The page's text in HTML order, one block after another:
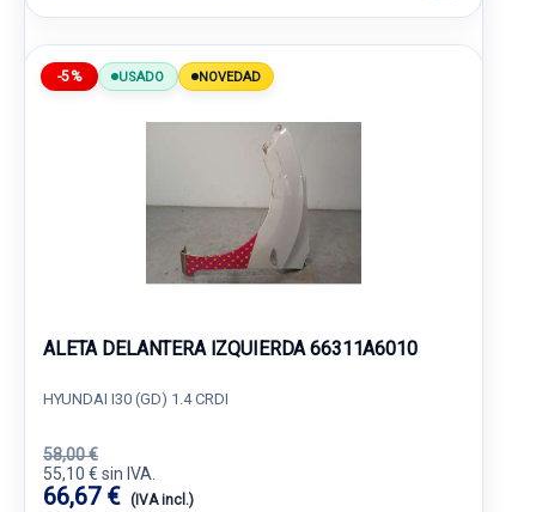
-5% USADO NOVEDAD
ALETA DELANTERA IZQUIERDA 66311A6010
HYUNDAI I30 (GD) 1.4 CRDI
58,00 €
55,10 € sin IVA.
66,67 € (IVA incl.)